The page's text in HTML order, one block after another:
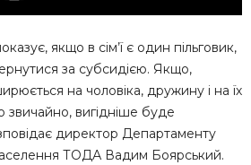
якщо в сім’ї є один пільговик,
за субсидією. Якщо,
на чоловіка, дружину і на їх
звичайно, вигідніше буде
директор Департаменту
ТОДА Вадим Боярський.